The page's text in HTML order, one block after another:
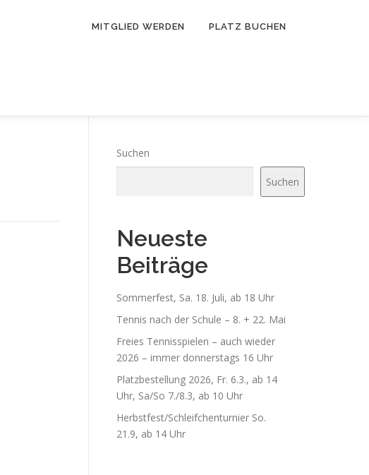
MITGLIED WERDEN PLATZ BUCHEN
Suchen
Suchen
Neueste
Beiträge
Sommerfest, Sa. 18. Juli, ab 18 Uhr
Tennis nach der Schule – 8. + 22. Mai
Freies Tennisspielen – auch wieder
2026 – immer donnerstags 16 Uhr
Platzbestellung 2026, Fr. 6.3., ab 14
Uhr, Sa/So 7./8.3, ab 10 Uhr
Herbstfest/Schleifchenturnier So.
21.9, ab 14 Uhr